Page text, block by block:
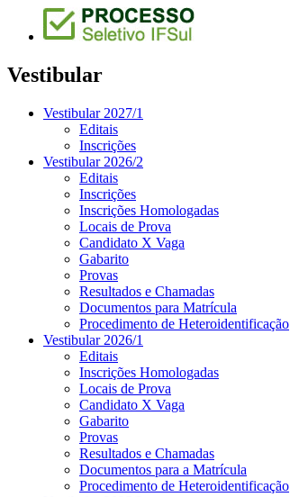
Vestibular
Vestibular 2027/1
Editais
Inscrições
Vestibular 2026/2
Editais
Inscrições
Inscrições Homologadas
Locais de Prova
Candidato X Vaga
Gabarito
Provas
Resultados e Chamadas
Documentos para Matrícula
Procedimento de Heteroidentificação
Vestibular 2026/1
Editais
Inscrições Homologadas
Locais de Prova
Candidato X Vaga
Gabarito
Provas
Resultados e Chamadas
Documentos para a Matrícula
Procedimento de Heteroidentificação